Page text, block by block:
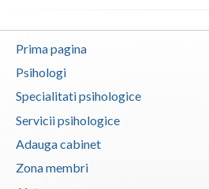
Neamt
Prahova
Salaj
Prima pagina
Psihologi
Specialitati psihologice
Servicii psihologice
Adauga cabinet
Zona membri